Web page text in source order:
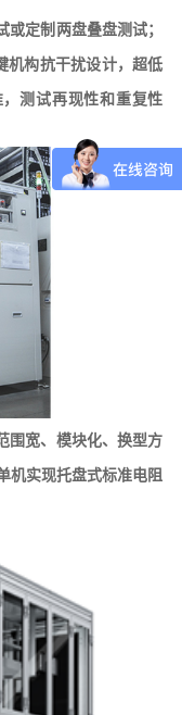
定制两盘叠盘测试；
机构抗干扰设计，超低
测试再现性和重复性
围宽、模块化、换型方
机实现托盘式标准电阻